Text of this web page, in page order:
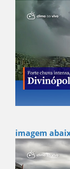
imagem